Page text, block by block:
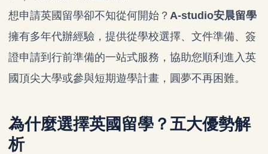
想申請英國留學卻不知從何開始？ A-studio安晨留學
擁有多年代辦經驗，提供從學校選擇、文件準備、簽
證申請到行前準備的一站式服務，協助您順利進入英
國頂尖大學或參與短期遊學計畫，圓夢不再困難。
為什麼選擇英國留學？五大優勢解
析